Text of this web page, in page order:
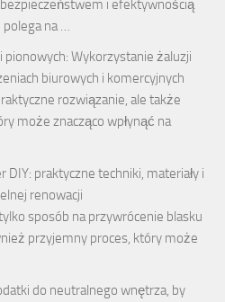
i efektywnością
polega na …
Wykorzystanie żaluzji
biurowych i komercyjnych
rozwiązanie, ale także
może znacząco wpłynąć na
DIY: praktyczne techniki, materiały i
renowacji
sposób na przywrócenie blasku
przyjemny proces, który może
do neutralnego wnętrza, by